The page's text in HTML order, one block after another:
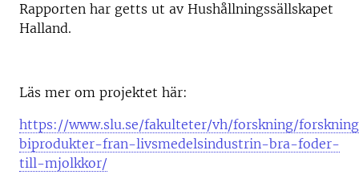
Rapporten har getts ut av Hushållningssällskapet
Halland.
Läs mer om projektet här:
https://www.slu.se/fakulteter/vh/forskning/
biprodukter-fran-livsmedelsindustrin-bra-foder-
till-mjolkkor/